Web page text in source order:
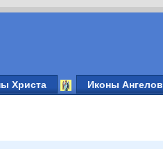
Христа Иконы Ангелов